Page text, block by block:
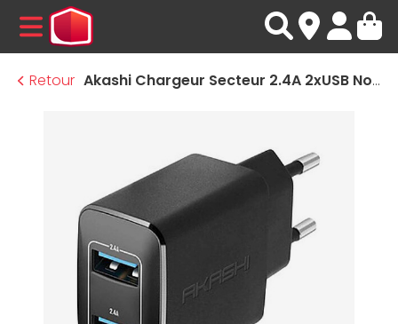
MENU
Retour
Akashi Chargeur Secteur 2.4A 2xUSB Noir